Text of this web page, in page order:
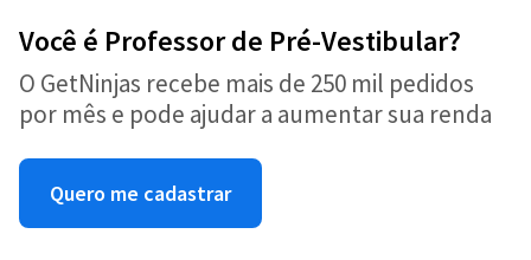
Você é Professor de Pré-Vestibular?
O GetNinjas recebe mais de 250 mil pedidos
por mês e pode ajudar a aumentar sua renda
Quero me cadastrar